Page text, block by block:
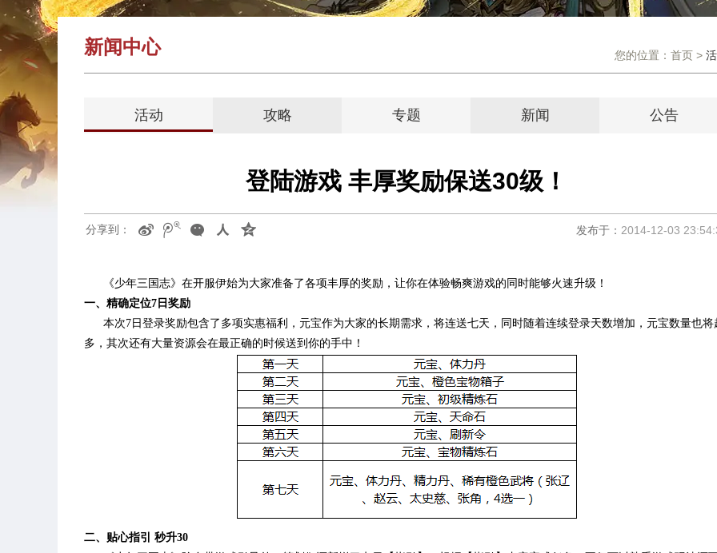
新闻中心 您的位置： 首页 >
活动 攻略 专题 新闻 公告
登陆游戏 丰厚奖励保送30级！
发布于： 2014-12-03
分享到：
《少年三国志》在开服伊始为大家准备了各项丰厚的奖励，让你在体验畅爽游戏的同时能够火速升级！
一、精确定位7日奖励
本次7日登录奖励包含了多项实惠福利，元宝作为大家的长期需求，将连送七天，同时随着连续登录天数增加，元宝数量也将
多，其次还有大量资源会在最正确的时候送到你的手中！
二、贴心指引 秒升30